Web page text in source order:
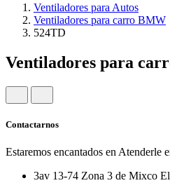
Ventiladores para Autos
Ventiladores para carro BMW
524TD
Ventiladores para
Contactarnos
Estaremos encantados en Atenderle
3av 13-74 Zona 3 de Mixco